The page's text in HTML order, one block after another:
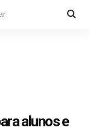
alunos e